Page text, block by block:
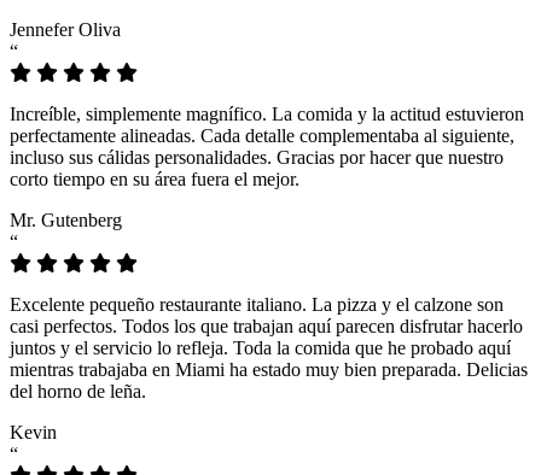
Jennefer Oliva
“
Increíble, simplemente magnífico. La comida y la actitud estuvieron
perfectamente alineadas. Cada detalle complementaba al siguiente,
incluso sus cálidas personalidades. Gracias por hacer que nuestro
corto tiempo en su área fuera el mejor.
Mr. Gutenberg
“
Excelente pequeño restaurante italiano. La pizza y el calzone son
casi perfectos. Todos los que trabajan aquí parecen disfrutar hacerlo
juntos y el servicio lo refleja. Toda la comida que he probado aquí
mientras trabajaba en Miami ha estado muy bien preparada. Delicias
del horno de leña.
Kevin
“